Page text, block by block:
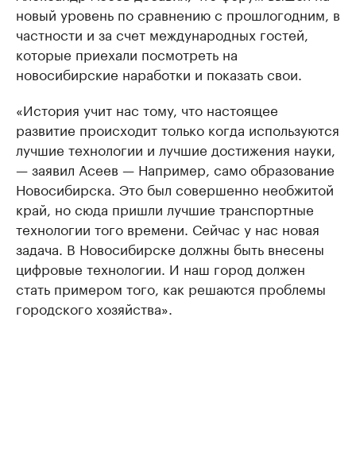
новый уровень по сравнению с прошлогодним, в
частности и за счет международных гостей,
которые приехали посмотреть на
новосибирские наработки и показать свои.
«История учит нас тому, что настоящее
развитие происходит только когда используются
лучшие технологии и лучшие достижения науки,
— заявил Асеев — Например, само образование
Новосибирска. Это был совершенно необжитой
край, но сюда пришли лучшие транспортные
технологии того времени. Сейчас у нас новая
задача. В Новосибирске должны быть внесены
цифровые технологии. И наш город должен
стать примером того, как решаются проблемы
городского хозяйства».